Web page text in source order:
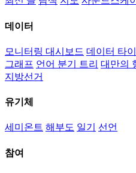
데이터
모니터링 대시보드 데이터 타
그래프 언어 분기 트리 대만의
지방선거
유기체
세미온트 해부도 일기 선언
참여